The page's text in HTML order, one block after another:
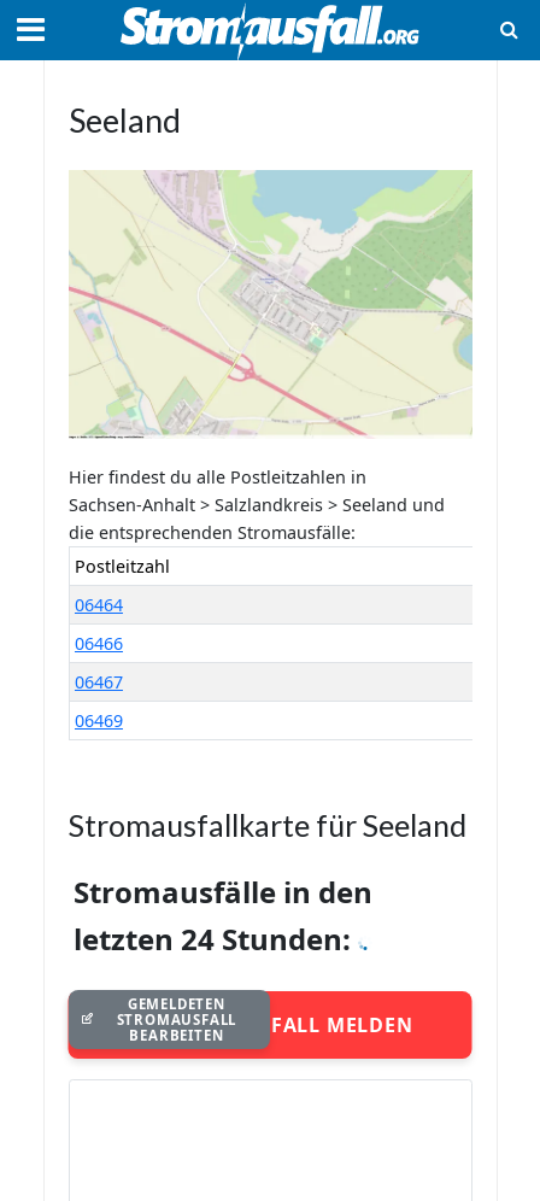
Seeland
Hier findest du alle Postleitzahlen in
Sachsen-Anhalt > Salzlandkreis > Seeland und
die entsprechenden Stromausfälle:
Postleitzahl
06464
06466
06467
06469
Stromausfallkarte für Seeland
Stromausfälle in den
letzten 24 Stunden:
STROMAUSFALL MELDEN
GEMELDETEN
STROMAUSFALL
BEARBEITEN